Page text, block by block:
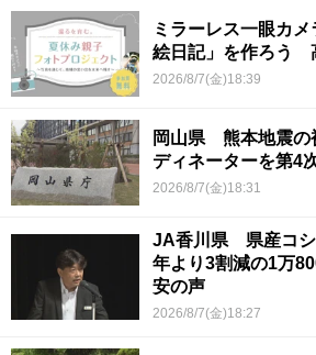
ミラーレス一眼カ
絵日記」を作ろう
2026/8/7(金)18:39
岡山県 熊本地震の
ディネーターを第4
2026/8/7(金)18:31
JA香川県 県産コシ
年より3割減の1万
安の声
2026/8/7(金)18:27